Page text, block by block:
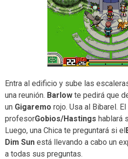
Entra al edificio y sube las
una reunión. Barlow te pedirá que
un Gigaremo rojo. Usa al Bibarel. El
profesorGobios/Hastings hablará
Luego, una Chica te preguntará si el
Dim Sun está llevando a cabo un
a todas sus preguntas.